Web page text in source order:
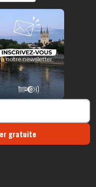
https://radio-g.fr?22057
gratuite